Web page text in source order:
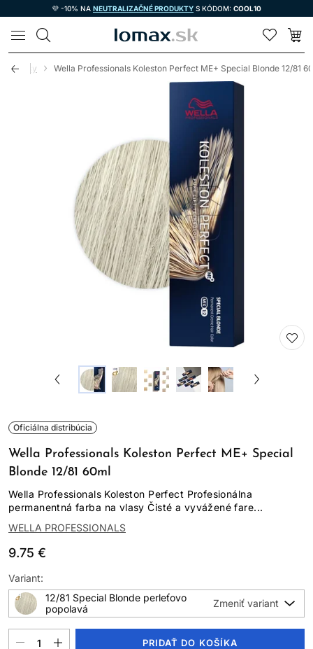
💜 -10% NA NEUTRALIZAČNÉ PRODUKTY S KÓDOM: COOL10
LOMAX
na vlasy Wella Professionals Koleston Perfect ME+ Special Blonde 12/81
Oficiálna distribúcia
Wella Professionals Koleston Perfect ME+ Special
Blonde 12/81 60ml
Wella Professionals Koleston Perfect Profesionálna
permanentná farba na vlasy Čisté a vyvážené fare...
WELLA PROFESSIONALS
9.75 €
Variant:
12/81 Special Blonde perleťovo
popolavá
PRIDAŤ DO KOŠÍKA